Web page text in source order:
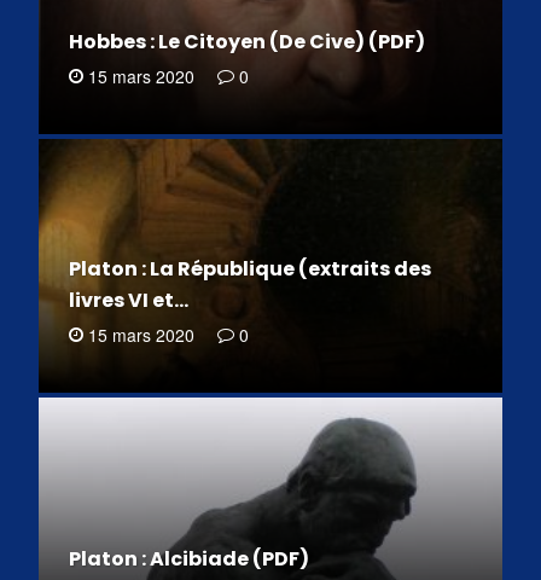
Hobbes : Le Citoyen (De Cive) (PDF)
15 mars 2020 0
Platon : La République (extraits des
livres VI et…
15 mars 2020 0
Platon : Alcibiade (PDF)